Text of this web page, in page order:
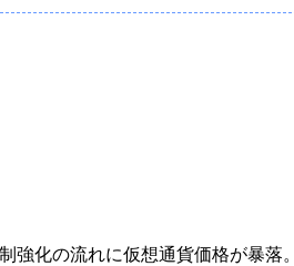
強化の流れに仮想通貨価格が暴落。